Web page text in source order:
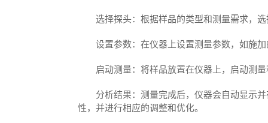
选择探头：根据样品的类型和测量需求，选
设置参数：在仪器上设置测量参数，如施加
启动测量：将样品放置在仪器上，启动测量
分析结果：测量完成后，仪器会自动显示并
性，并进行相应的调整和优化。